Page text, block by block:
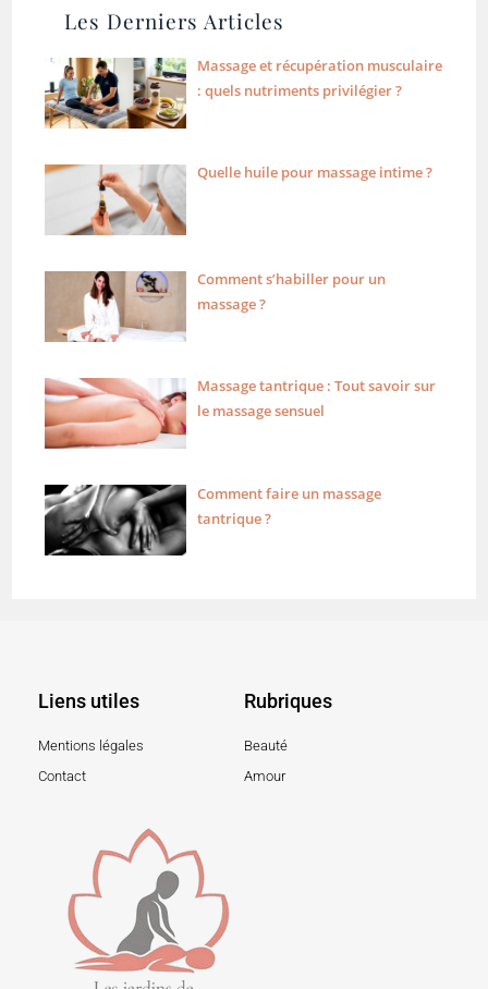
Les Derniers Articles
Massage et récupération musculaire
: quels nutriments privilégier ?
Quelle huile pour massage intime ?
Comment s’habiller pour un
massage ?
Massage tantrique : Tout savoir sur
le massage sensuel
Comment faire un massage
tantrique ?
Liens utiles
Mentions légales
Contact
Rubriques
Beauté
Amour